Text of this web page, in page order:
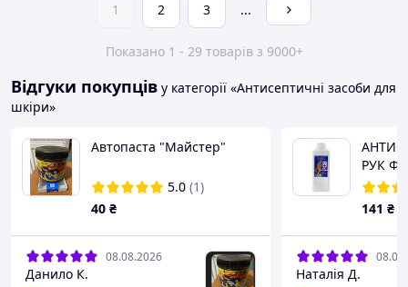
1 2 3 ...
Показано 1 - 29 товарів з 9000+
Відгуки покупців у категорії «Антисептичні засоби для
шкіри»
Автопаста "Майстер"
5.0 (1)
40 ₴
08.08.2026
Данило К.
РУК
141 ₴
Наталія Д.